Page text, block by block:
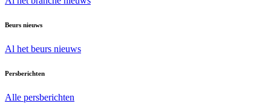
Beurs nieuws
Al het beurs nieuws
Persberichten
Alle persberichten